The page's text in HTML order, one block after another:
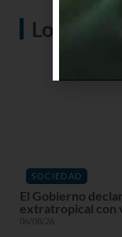
Lo más
SOCIEDAD
El Gobierno
extratropical con
06/08/26